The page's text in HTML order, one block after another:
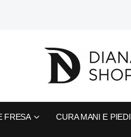
FRESA CURA MANI E PIEDI